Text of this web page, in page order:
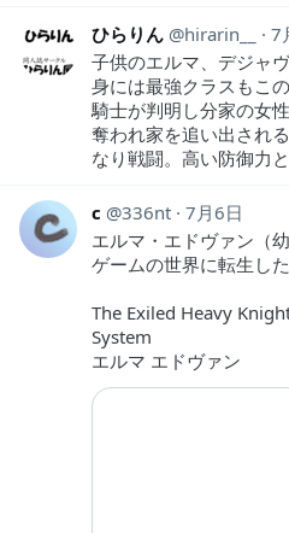
ひらりん hirarin__
7
子供のエルマ、デジャ
身には最強クラスもこ
騎士が判明し分家の女
奪われ家を追い出され
なり戦闘。高い防御力
c 336nt 7月6日
エルマ・エドヴァン（
ゲームの世界に転生し
The Exiled Heavy
System
エルマ エドヴァン